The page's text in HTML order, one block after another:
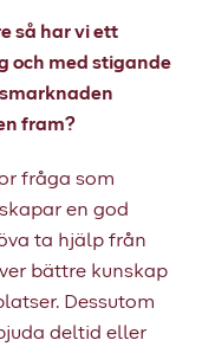
så har vi ett
och med stigande
fram?
fråga som
en god
ta hjälp från
bättre kunskap
Dessutom
deltid eller